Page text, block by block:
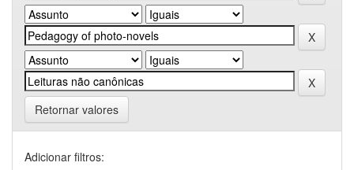
Retornar valores
Adicionar filtros: